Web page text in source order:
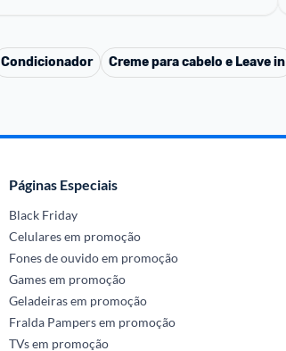
Condicionador Creme para cabelo e Leave in
Páginas Especiais
Black Friday
Celulares em promoção
Fones de ouvido em promoção
Games em promoção
Geladeiras em promoção
Fralda Pampers em promoção
TVs em promoção